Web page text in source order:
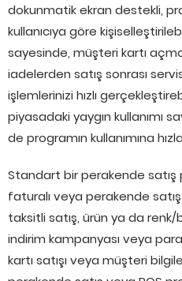
dokunmatik ekran destekli,
kullanıcıya göre
sayesinde, müşteri kartı
iadelerden satış sonrası
işlemlerinizi hızlı
piyasadaki yaygın kullanımı
de programın kullanımına
Standart bir perakende satış
faturalı veya perakende
taksitli satış, ürün ya da
indirim kampanyası veya
kartı satışı veya müşteri